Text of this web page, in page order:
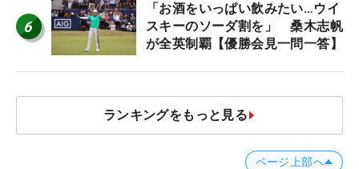
6
「お酒をいっぱい飲みたい…ウイ
スキーのソーダ割を」 桑木志帆
が全英制覇【優勝会見一問一答】
ランキングをもっと見る
ページ上部へ